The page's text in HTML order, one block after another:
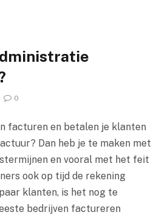
0
facturen en betalen je klanten
Dan heb je te maken met
en vooral met het feit
ook op tijd de rekening
klanten, is het nog te
bedrijven factureren